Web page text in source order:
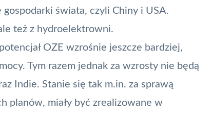
świata, czyli Chiny i USA.
też z hydroelektrowni.
OZE wzrośnie jeszcze bardziej,
Tym razem jednak za wzrosty nie będą
Indie. Stanie się tak m.in. za sprawą
planów, miały być zrealizowane w